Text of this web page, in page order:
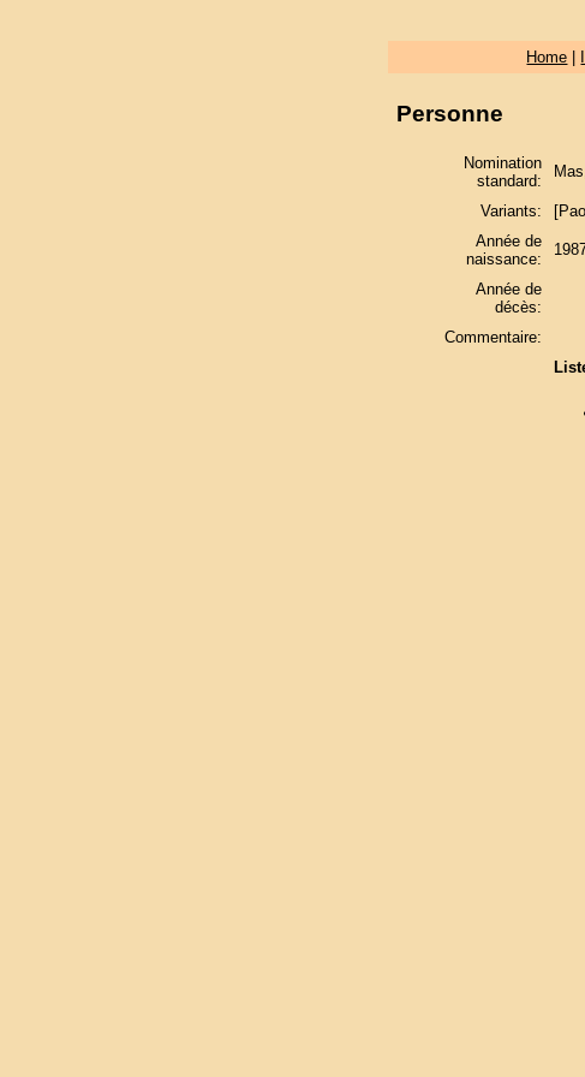
Home
Personne
Nomination
standard:
Variants:
Année de
naissance:
Année de
décès:
Commentaire: